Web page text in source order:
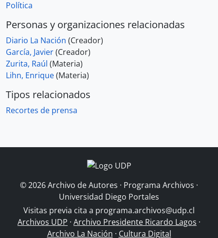
Política
Personas y organizaciones relacionadas
Diario La Nación (Creador)
García, Javier(Creador)
Zurita, Raúl (Materia)
Lihn, Enrique(Materia)
Tipos relacionados
Recortes de prensa
© 2026 Archivo de Autores · Programa Archivos ·
Universidad Diego Portales
Visitas previa cita a programa.archivos@udp.cl
Archivos UDP · Archivo Presidente Ricardo Lagos ·
Archivo La Nación · Cultura Digital